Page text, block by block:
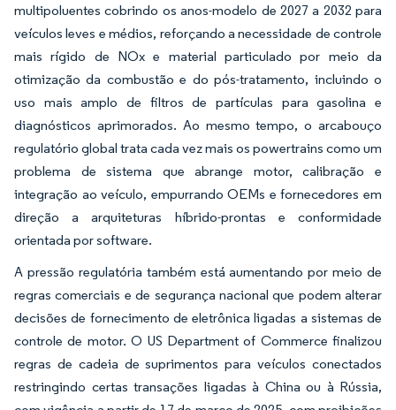
multipoluentes cobrindo os anos-modelo de 2027 a 2032 para
veículos leves e médios, reforçando a necessidade de controle
mais rígido de NOx e material particulado por meio da
otimização da combustão e do pós-tratamento, incluindo o
uso mais amplo de filtros de partículas para gasolina e
diagnósticos aprimorados. Ao mesmo tempo, o arcabouço
regulatório global trata cada vez mais os powertrains como um
problema de sistema que abrange motor, calibração e
integração ao veículo, empurrando OEMs e fornecedores em
direção a arquiteturas híbrido-prontas e conformidade
orientada por software.
A pressão regulatória também está aumentando por meio de
regras comerciais e de segurança nacional que podem alterar
decisões de fornecimento de eletrônica ligadas a sistemas de
controle de motor. O US Department of Commerce finalizou
regras de cadeia de suprimentos para veículos conectados
restringindo certas transações ligadas à China ou à Rússia,